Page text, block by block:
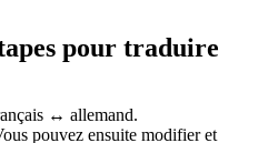
pour traduire
↔ allemand.
pouvez ensuite modifier et